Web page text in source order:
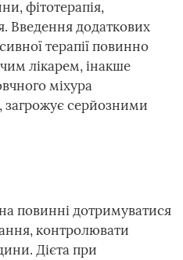
фітотерапія,
Введення додаткових
терапії повинно
лікарем, інакше
міхура
загрожує серйозними
повинні дотримуватися
контролювати
Дієта при